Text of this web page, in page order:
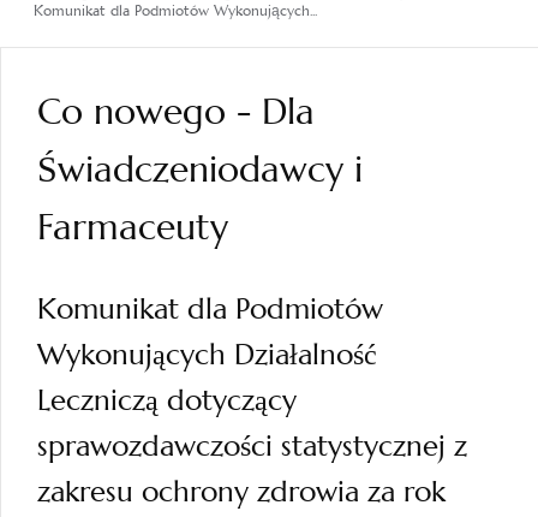
Komunikat dla Podmiotów Wykonujących...
Co nowego - Dla
Świadczeniodawcy i
Farmaceuty
Komunikat dla Podmiotów
Wykonujących Działalność
Leczniczą dotyczący
sprawozdawczości statystycznej z
zakresu ochrony zdrowia za rok